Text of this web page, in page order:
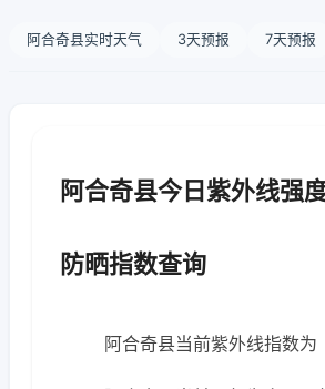
阿合奇县实时天气 3天预报 7天预报
阿合奇县今日紫外线强
防晒指数查询
阿合奇县当前紫外线指数为